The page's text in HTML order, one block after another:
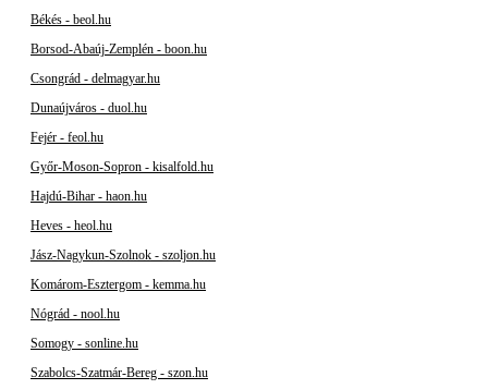
Békés - beol.hu
Borsod-Abaúj-Zemplén - boon.hu
Csongrád - delmagyar.hu
Dunaújváros - duol.hu
Fejér - feol.hu
Győr-Moson-Sopron - kisalfold.hu
Hajdú-Bihar - haon.hu
Heves - heol.hu
Jász-Nagykun-Szolnok - szoljon.hu
Komárom-Esztergom - kemma.hu
Nógrád - nool.hu
Somogy - sonline.hu
Szabolcs-Szatmár-Bereg - szon.hu